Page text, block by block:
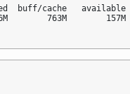
buff/cache   available
763M        157M